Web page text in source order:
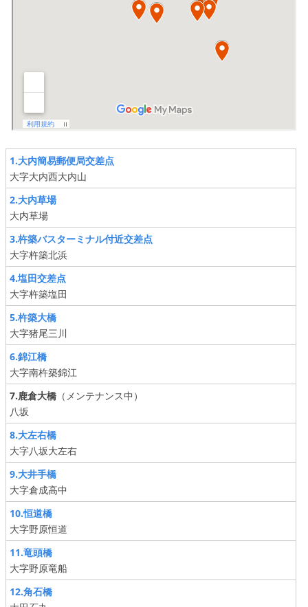
1.大内簡易郵便局交差点
大字大内西大内山
2.大内草場
大内草場
3.杵築バスターミナル付近交差点
大字杵築北浜
4.塩田交差点
大字杵築塩田
5.杵築大橋
大字猪尾三川
6.錦江橋
大字南杵築錦江
7.鹿倉大橋 （メンテナンス中）
八坂
8.大左右橋
大字八坂大左右
9.大井手橋
大字倉成高中
10.恒道橋
大字野原恒道
11.竜頭橋
大字野原竜船
12.角石橋